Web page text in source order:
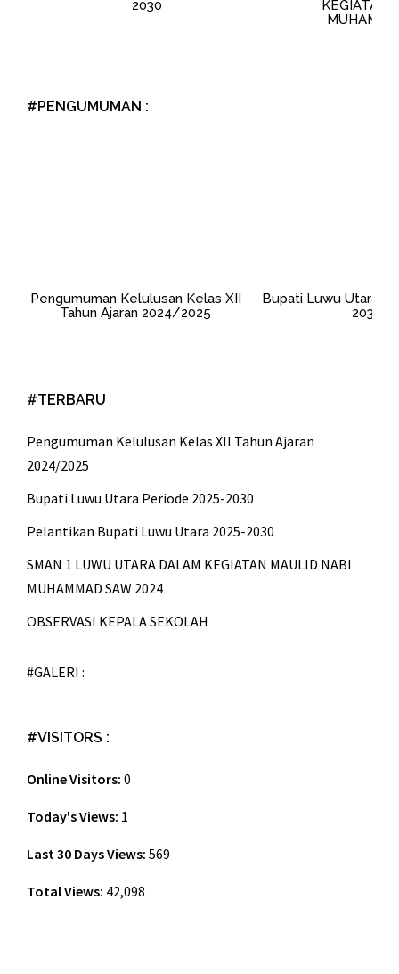
2030
KEGIATAN
#PENGUMUMAN :
Pengumuman Kelulusan Kelas XII
Tahun Ajaran 2024/2025
Bupati Luwu Utara
2030
#TERBARU
Pengumuman Kelulusan Kelas XII Tahun Ajaran
2024/2025
Bupati Luwu Utara Periode 2025-2030
Pelantikan Bupati Luwu Utara 2025-2030
SMAN 1 LUWU UTARA DALAM KEGIATAN MAULID NABI
MUHAMMAD SAW 2024
OBSERVASI KEPALA SEKOLAH
#GALERI :
#VISITORS :
Online Visitors: 0
Today's Views: 1
Last 30 Days Views: 569
Total Views: 42,098